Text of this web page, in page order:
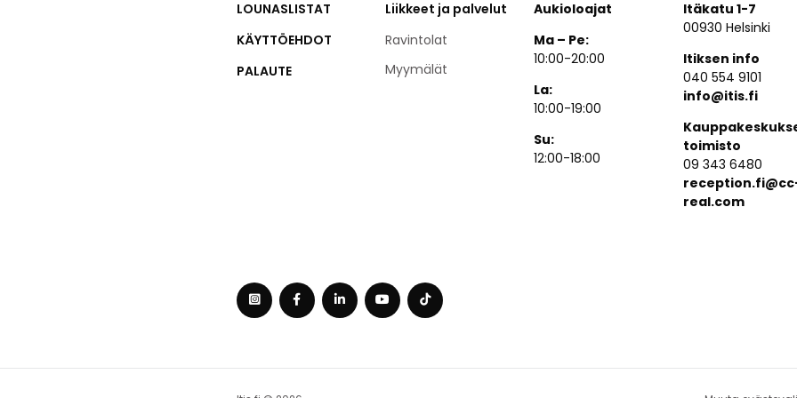
LOUNASLISTAT
KÄYTTÖEHDOT
PALAUTE
Liikkeet ja palvelut
Ravintolat
Myymälät
Aukioloajat
Ma – Pe:
10:00-20:00
La:
10:00-19:00
Su:
12:00-18:00
Itäkatu 1-7
00930 Helsinki
Itiksen info
040 554 9101
info@itis.fi
toimisto
09 343 6480
real.com